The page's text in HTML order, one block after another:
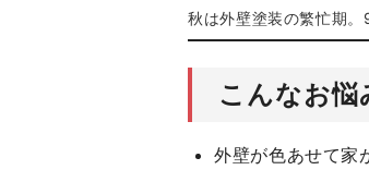
秋は外壁塗装の繁忙期
こんなお悩
外壁が色あせて家